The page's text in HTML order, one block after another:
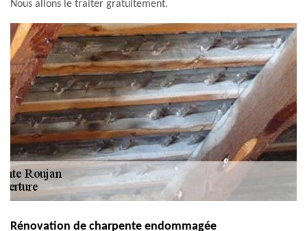
Nous allons le traiter gratuitement.
Rénovation de charpente endommagée